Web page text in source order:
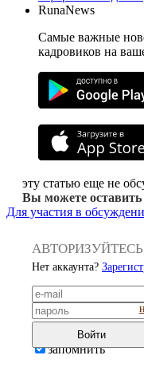
RunaNews
Самые важные
кадровиков на
эту статью еще не
Вы можете
Для участия в
Нет аккаунта?
Войти
запомнить